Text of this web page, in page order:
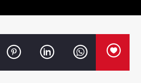
(2009)